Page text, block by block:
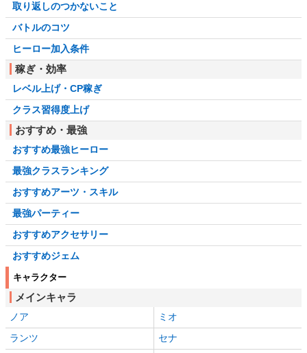
取り返しのつかないこと
バトルのコツ
ヒーロー加入条件
稼ぎ・効率
レベル上げ・CP稼ぎ
クラス習得度上げ
おすすめ・最強
おすすめ最強ヒーロー
最強クラスランキング
おすすめアーツ・スキル
最強パーティー
おすすめアクセサリー
おすすめジェム
キャラクター
メインキャラ
ノア
ミオ
ランツ
セナ